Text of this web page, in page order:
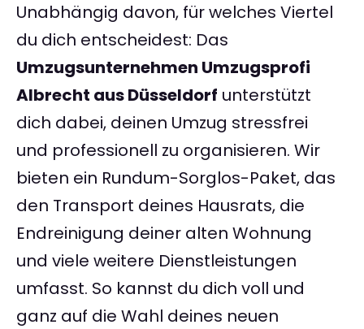
Unabhängig davon, für welches Viertel
du dich entscheidest: Das
Umzugsunternehmen Umzugsprofi
Albrecht aus Düsseldorf unterstützt
dich dabei, deinen Umzug stressfrei
und professionell zu organisieren. Wir
bieten ein Rundum-Sorglos-Paket, das
den Transport deines Hausrats, die
Endreinigung deiner alten Wohnung
und viele weitere Dienstleistungen
umfasst. So kannst du dich voll und
ganz auf die Wahl deines neuen